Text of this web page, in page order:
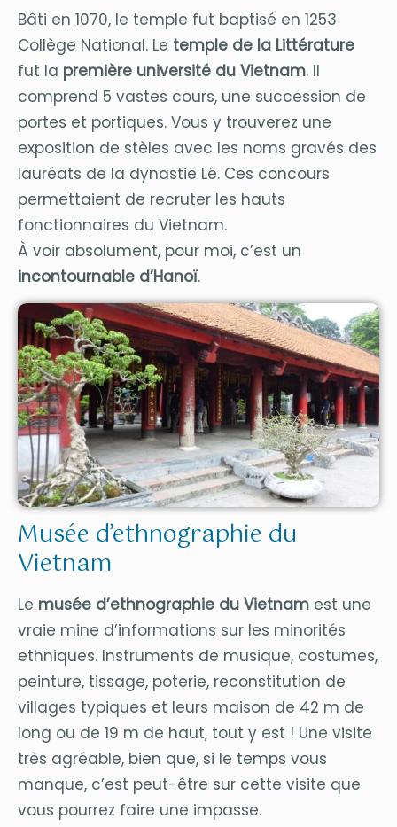
Bâti en 1070, le temple fut baptisé en 1253
Collège National. Le temple de la Littérature
fut la première université du Vietnam. Il
comprend 5 vastes cours, une succession de
portes et portiques. Vous y trouverez une
exposition de stèles avec les noms gravés des
lauréats de la dynastie Lê. Ces concours
permettaient de recruter les hauts
fonctionnaires du Vietnam.
À voir absolument, pour moi, c’est un
incontournable d’Hanoï.
Musée d’ethnographie du
Vietnam
Le musée d’ethnographie du Vietnam est une
vraie mine d’informations sur les minorités
ethniques. Instruments de musique, costumes,
peinture, tissage, poterie, reconstitution de
villages typiques et leurs maison de 42 m de
long ou de 19 m de haut, tout y est ! Une visite
très agréable, bien que, si le temps vous
manque, c’est peut-être sur cette visite que
vous pourrez faire une impasse.